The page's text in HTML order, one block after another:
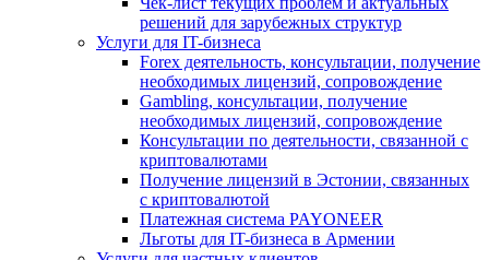
решений для зарубежных структур
Услуги для IT-бизнеса
Forex деятельность, консультации, получение
необходимых лицензий, сопровождение
Gambling, консультации, получение
необходимых лицензий, сопровождение
Консультации по деятельности, связанной с
криптовалютами
Получение лицензий в Эстонии, связанных
с криптовалютой
Платежная система PAYONEER
Льготы для IT-бизнеса в Армении